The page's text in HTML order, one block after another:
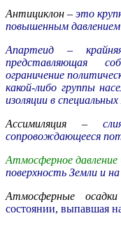
Антициклон – это
повышенным
Апартеид –
представляющая
ограничение
какой-либо группы
изоляции в
Ассимиляция –
сопровождающееся
Атмосферное давление
поверхность Земли и
Атмосферные
состоянии, выпавшая